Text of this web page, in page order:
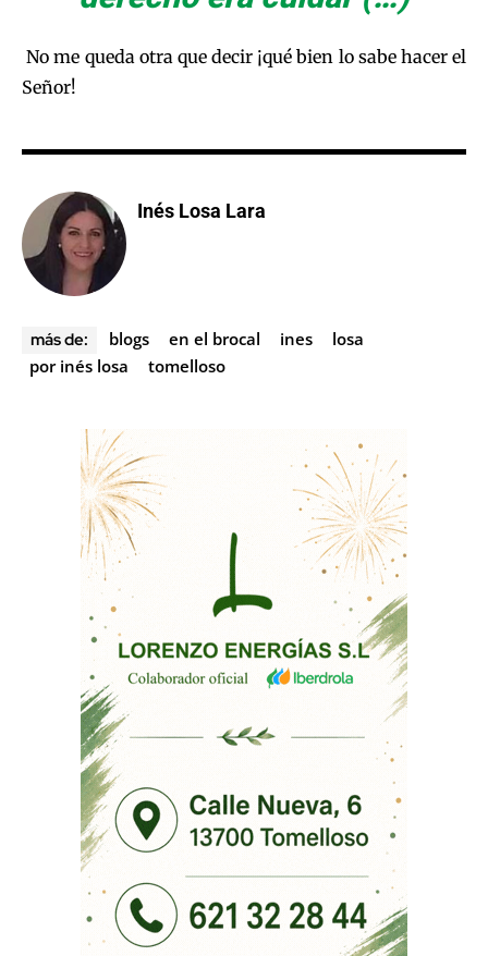
No me queda otra que decir ¡qué bien lo sabe hacer el
Señor!
Inés Losa Lara
más de: blogs en el brocal ines
losa
por inés losa
tomelloso